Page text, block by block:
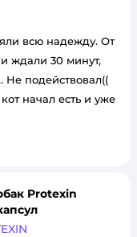
всю надежду. От
ждали 30 минут,
Не подействовал((
начал есть и уже
Protexin